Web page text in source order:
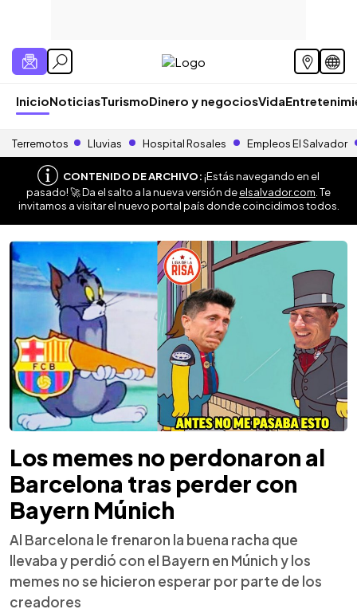
InicioNoticiasTurismoDinero y negociosVida
Terremotos Lluvias Hospital Rosales Empleos El Salvador
CONTENIDO DE ARCHIVO:¡Estás navegando en el
pasado! 🚀 Da el salto a la nueva versión deelsalvador.com . Te
invitamos a visitar el nuevo portal país donde coincidimos todos.
Los memes no perdonaron al
Barcelona tras perder con
Bayern Múnich
Al Barcelona le frenaron la buena racha que
llevaba y perdió con el Bayern en Múnich y los
memes no se hicieron esperar por parte de los
creadores